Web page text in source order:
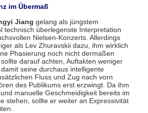
im Übermaß
Jiang gelang als jüngstem
technisch überlegenste Interpretation
Nielsen-Konzerts. Allerdings
als Lev Zhuravskii dazu, ihm wirklich
Phasierung noch nicht dermaßen
darauf achten, Auftakten weniger
seine durchaus intelligente
Fluss und Zug nach vorn
des Publikums erst erzwingt. Da ihm
manuelle Geschmeidigkeit bereits im
stehen, sollte er weiter an Expressivität